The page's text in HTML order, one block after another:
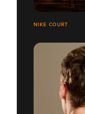
NIKE COURT